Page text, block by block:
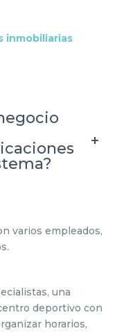
inmobiliarias
+
varios empleados,
una
deportivo con
horarios,